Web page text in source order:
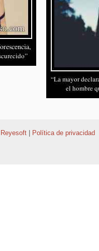
Reyesoft
Política de privacidad